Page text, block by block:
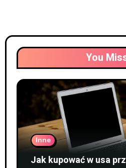
You
Inne
Jak kupować w usa